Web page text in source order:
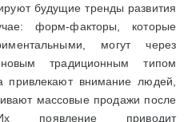
будущие тренды развития
форм-факторы, которые
могут через
традиционным типом
привлекают внимание людей,
массовые продажи после
появление приводит